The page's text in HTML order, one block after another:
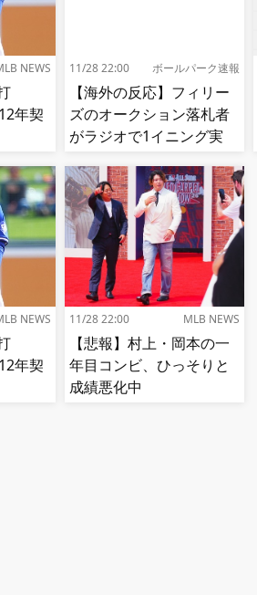
NEWS
年契
11/28 22:00 ボールパーク速報
【海外の反応】フィリー
ズのオークション落札者
がラジオで1イニング実
NEWS
年契
11/28 22:00 MLB NEWS
【悲報】村上・岡本の一
年目コンビ、ひっそりと
成績悪化中